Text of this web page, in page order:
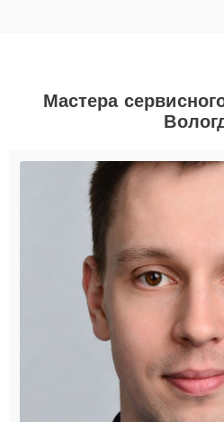
Мастера